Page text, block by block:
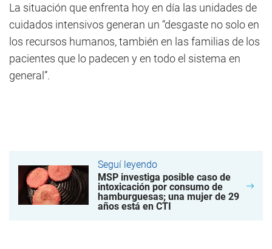
La situación que enfrenta hoy en día las unidades de
cuidados intensivos generan un “desgaste no solo en
los recursos humanos, también en las familias de los
pacientes que lo padecen y en todo el sistema en
general”.
Seguí leyendo
MSP investiga posible caso de
intoxicación por consumo de
hamburguesas; una mujer de 29
años está en CTI